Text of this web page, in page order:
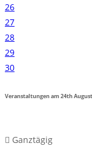
26
27
28
29
30
Veranstaltungen am24thAugust
Ganztägig